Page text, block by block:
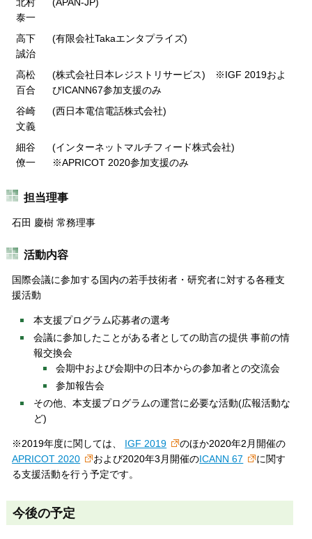
泰一
高下
誠治
(有限会社Takaエンタプライズ)
高松
百合
(株式会社日本レジストリサービス) ※IGF 2019およ
びICANN67参加支援のみ
谷崎
文義
(西日本電信電話株式会社)
細谷
僚一
(インターネットマルチフィード株式会社)
※APRICOT 2020参加支援のみ
担当理事
石田 慶樹 常務理事
活動内容
国際会議に参加する国内の若手技術者・研究者に対する各種支
援活動
本支援プログラム応募者の選考
会議に参加したことがある者としての助言の提供 事前の情
報交換会
会期中および会期中の日本からの参加者との交流会
参加報告会
その他、本支援プログラムの運営に必要な活動(広報活動な
ど)
※2019年度に関しては、 IGF 2019
のほか2020年2月開催の
APRICOT 2020
および2020年3月開催のICANN 67
に関す
る支援活動を行う予定です。
今後の予定